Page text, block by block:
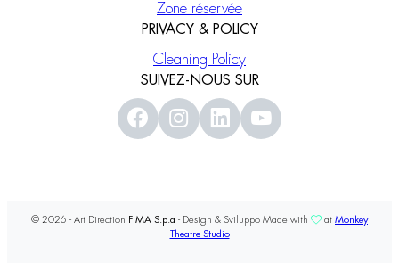
Zone réservée
PRIVACY & POLICY
Cleaning Policy
SUIVEZ-NOUS SUR
© 2026 - Art Direction FIMA S.p.a - Design & Sviluppo Made with at Monkey
Theatre Studio